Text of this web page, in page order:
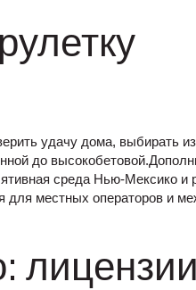
удачу дома, выбирать
до
среда Нью‑Мексико и
для местных операторов и